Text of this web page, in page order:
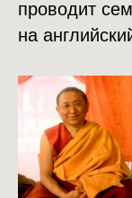
проводит
на